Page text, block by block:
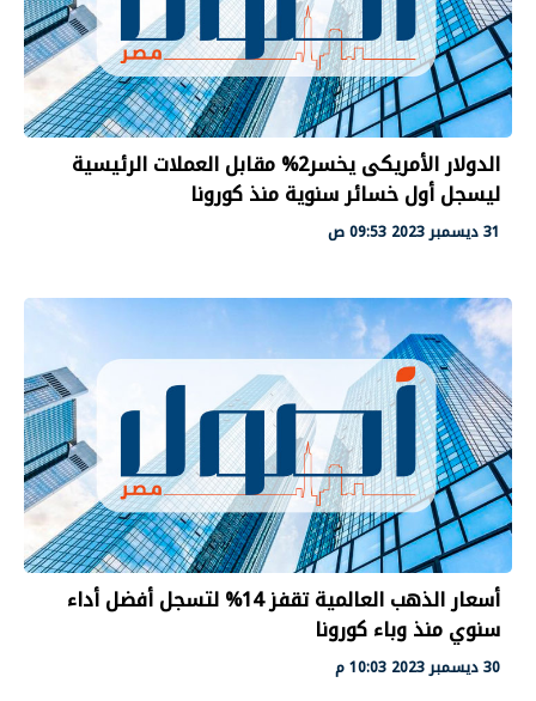
الدولار الأمريكى يخسر2% مقابل العملات الرئيسية
ليسجل أول خسائر سنوية منذ كورونا
31 ديسمبر 2023 09:53 ص
أسعار الذهب العالمية تقفز 14% لتسجل أفضل أداء
سنوي منذ وباء كورونا
30 ديسمبر 2023 10:03 م